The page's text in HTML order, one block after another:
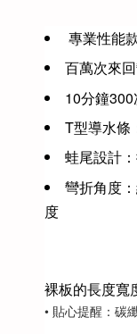
專業性能
百萬次來
10分鐘
T型導水條
蛙尾設計
彎折角度
度
裸板的長度寬
• 貼心提醒：碳